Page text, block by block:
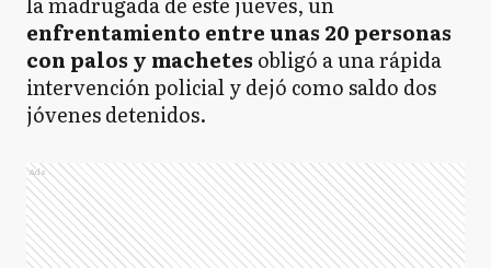
enfrentamiento entre unas 20 personas
con palos y machetes obligó a una rápida
intervención policial y dejó como saldo dos
jóvenes detenidos.
Ads